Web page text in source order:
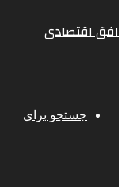
افق اقتصادی
جستجو برای